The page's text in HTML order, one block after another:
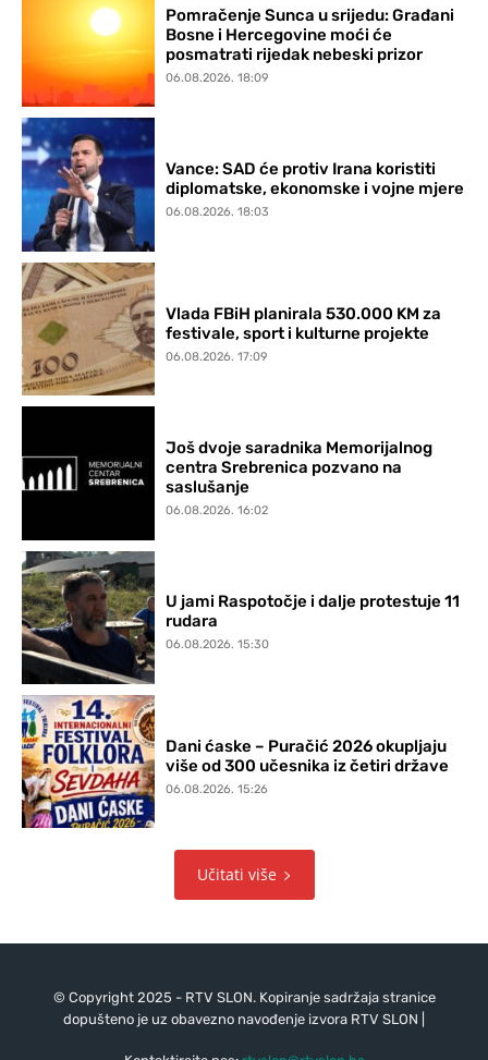
Pomračenje Sunca u srijedu: Građani
Bosne i Hercegovine moći će
posmatrati rijedak nebeski prizor
06.08.2026. 18:09
Vance: SAD će protiv Irana koristiti
diplomatske, ekonomske i vojne mjere
06.08.2026. 18:03
Vlada FBiH planirala 530.000 KM za
festivale, sport i kulturne projekte
06.08.2026. 17:09
Još dvoje saradnika Memorijalnog
centra Srebrenica pozvano na
saslušanje
06.08.2026. 16:02
U jami Raspotočje i dalje protestuje 11
rudara
06.08.2026. 15:30
Dani ćaske – Puračić 2026 okupljaju
više od 300 učesnika iz četiri države
06.08.2026. 15:26
Učitati više
© Copyright 2025 - RTV SLON. Kopiranje sadržaja stranice
dopušteno je uz obavezno navođenje izvora RTV SLON |